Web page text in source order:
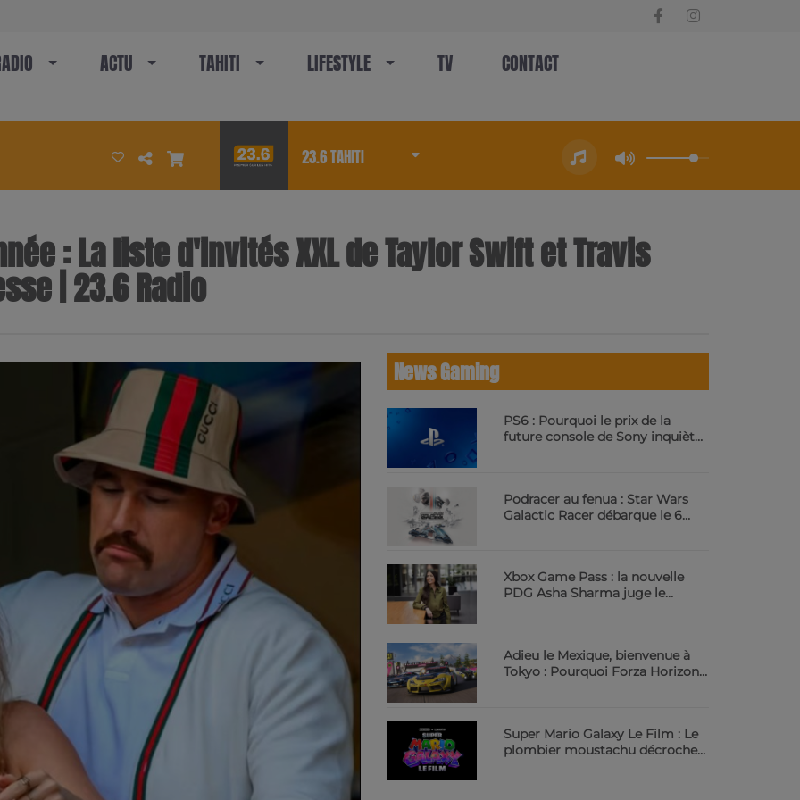
ACTU TAHITI LIFESTYLE TV CONTACT
23.6 TAHITI
: La liste d'invités XXL de Taylor Swift et Travis
| 23.6 Radio
News Gaming
PS6 : Pourquoi le prix de la
future console de Sony inquiète
Podracer au fenua : Star Wars
Galactic Racer débarque le 6
Xbox Game Pass : la nouvelle
PDG Asha Sharma juge le
Adieu le Mexique, bienvenue à
Tokyo : Pourquoi Forza Horizon
Super Mario Galaxy Le Film : Le
plombier moustachu décroche